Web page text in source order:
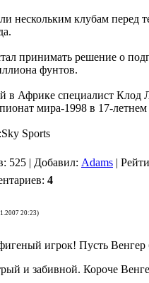
нескольким клубам перед
принимать решение о
фунтов.
в Африке специалист Клод
мира-1998 в 17-летнем
Sports
525 | Добавил: Adams |
4
20:23)
игрок! Пусть Венгер
и забивной. Короче